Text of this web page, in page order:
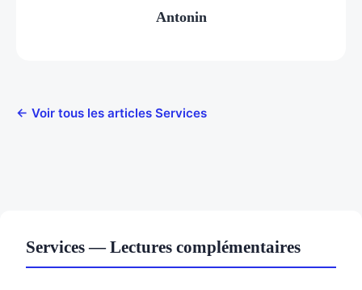
Antonin
← Voir tous les articles Services
Services — Lectures complémentaires